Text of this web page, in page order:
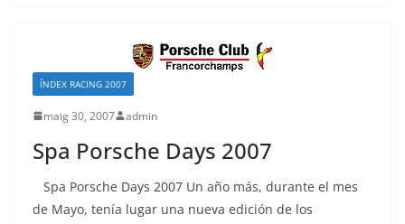
ÍNDEX RACING 2007
maig 30, 2007 admin
Spa Porsche Days 2007
Spa Porsche Days 2007 Un año más, durante el mes
de Mayo, tenía lugar una nueva edición de los